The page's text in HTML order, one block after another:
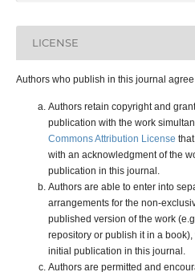
LICENSE
Authors who publish in this journal
Authors retain copyright and
publication with the work
Commons Attribution License
with an acknowledgment of the
publication in this journal.
Authors are able to enter into
arrangements for the non-
published version of the work
repository or publish it in a
initial publication in this journal.
Authors are permitted and